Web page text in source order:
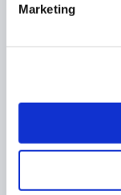
Marketing
Beide